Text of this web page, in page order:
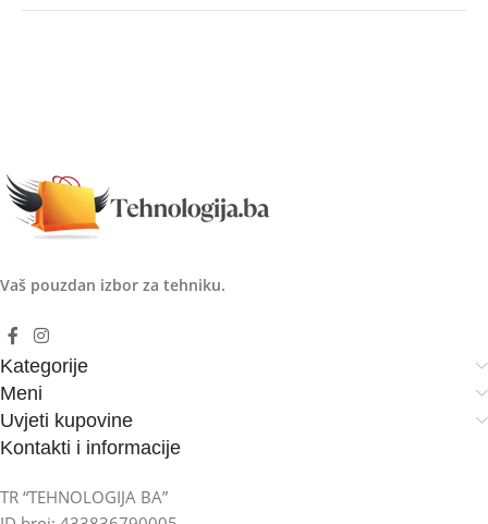
Vaš pouzdan izbor za tehniku.
Kategorije
Meni
Uvjeti kupovine
Kontakti i informacije
TR “TEHNOLOGIJA BA”